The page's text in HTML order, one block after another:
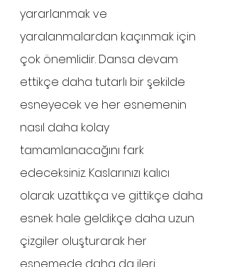
yararlanmak ve
yaralanmalardan kaçınmak için
çok önemlidir. Dansa devam
ettikçe daha tutarlı bir şekilde
esneyecek ve her esnemenin
nasıl daha kolay
tamamlanacağını fark
edeceksiniz. Kaslarınızı kalıcı
olarak uzattıkça ve gittikçe daha
esnek hale geldikçe daha uzun
çizgiler oluşturarak her
esnemede daha da ileri